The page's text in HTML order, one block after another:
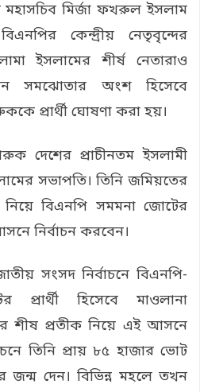
মির্জা ফখরুল ইসলাম
কেন্দ্রীয় নেতৃবৃন্দের
ইসলামের শীর্ষ নেতারাও
সমঝোতার অংশ হিসেবে
প্রার্থী ঘোষণা করা হয়।
দেশের প্রাচীনতম ইসলামী
সভাপতি। তিনি জমিয়তের
নিয়ে বিএনপি সমমনা জোটের
নির্বাচন করবেন।
সংসদ নির্বাচনে বিএনপি-
প্রার্থী হিসেবে মাওলানা
শীষ প্রতীক নিয়ে এই আসনে
তিনি প্রায় ৮৫ হাজার ভোট
দেন। বিভিন্ন মহলে তখন